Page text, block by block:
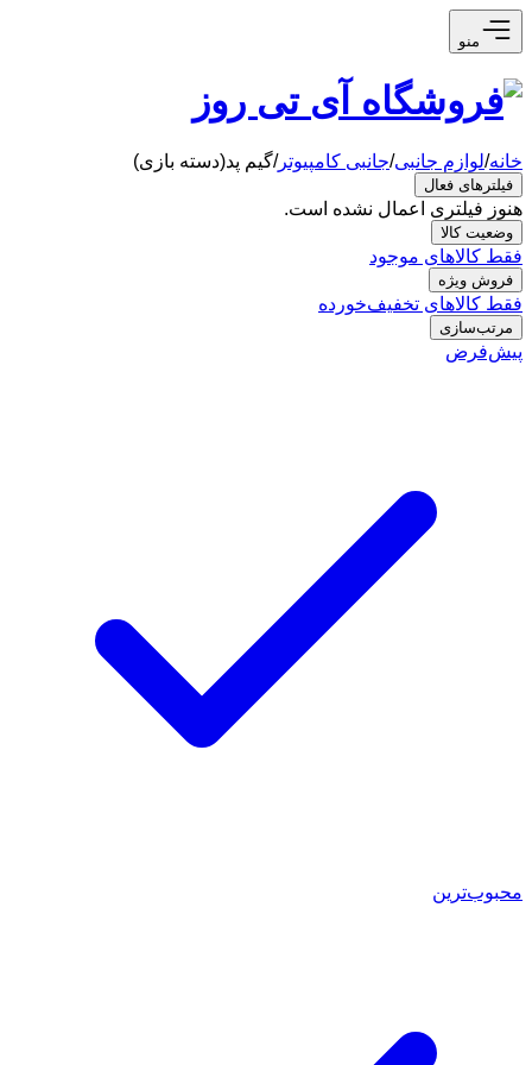
منو
خانه/لوازم جانبی/جانبی کامپیوتر/گیم پد(دسته بازی)
فیلترهای فعال
هنوز فیلتری اعمال نشده است.
وضعیت کالا
فقط کالاهای موجود
فروش ویژه
فقط کالاهای تخفیف‌خورده
مرتب‌سازی
پیش‌فرض
محبوب‌ترین